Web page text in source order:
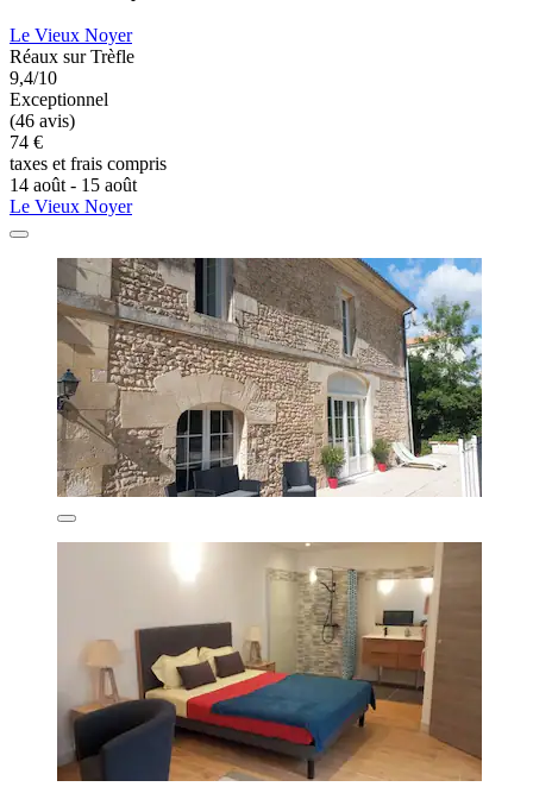
Le Vieux Noyer
Réaux sur Trèfle
9,4/10
Exceptionnel
(46 avis)
74 €
taxes et frais compris
14 août - 15 août
Le Vieux Noyer